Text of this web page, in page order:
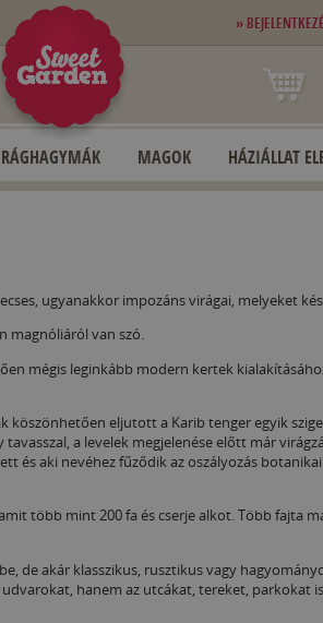
»
MAGOK HÁZIÁLLAT
ugyanakkor impozáns virágai, melyeket
magnóliáról van szó.
mégis leginkább modern kertek
eljutott a Karib tenger egyik
a levelek megjelenése előtt már
és aki nevéhez fűződik az oszályozás
több mint 200 fa és cserje alkot. Több fajta
de akár klasszikus, rusztikus vagy
hanem az utcákat, tereket, parkokat